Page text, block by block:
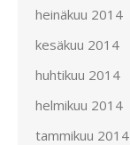
heinäkuu 2014
kesäkuu 2014
huhtikuu 2014
helmikuu 2014
tammikuu 2014